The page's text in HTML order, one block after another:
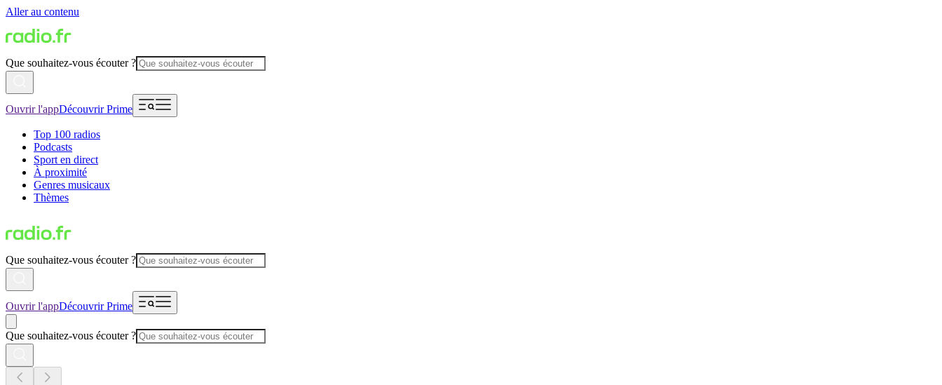
Aller au contenu
Que souhaitez-vous écouter ?
Ouvrir l'appDécouvrir Prime
Top 100 radios
Podcasts
Sport en direct
À proximité
Genres musicaux
Thèmes
Que souhaitez-vous écouter ?
Ouvrir l'appDécouvrir Prime
Que souhaitez-vous écouter ?